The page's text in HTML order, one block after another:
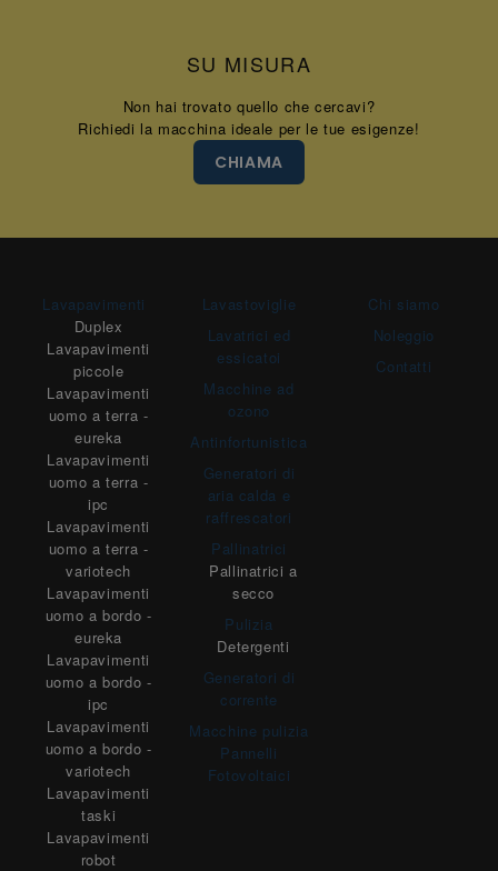
SU MISURA
Non hai trovato quello che cercavi?
Richiedi la macchina ideale per le tue esigenze!
CHIAMA
Lavapavimenti
Duplex
Lavapavimenti
piccole
Lavapavimenti
uomo a terra -
eureka
Lavapavimenti
uomo a terra -
ipc
Lavapavimenti
uomo a terra -
variotech
Lavapavimenti
uomo a bordo -
eureka
Lavapavimenti
uomo a bordo -
ipc
Lavapavimenti
uomo a bordo -
variotech
Lavapavimenti
taski
Lavapavimenti
robot
Lavastoviglie
Lavatrici ed
essicatoi
Macchine ad
ozono
Antinfortunistica
Generatori di
aria calda e
raffrescatori
Pallinatrici
Pallinatrici a
secco
Pulizia
Detergenti
Generatori di
corrente
Macchine pulizia
Pannelli
Fotovoltaici
Chi siamo
Noleggio
Contatti